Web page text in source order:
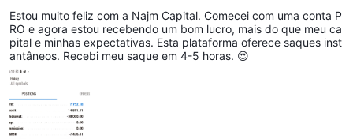
Estou muito feliz com a Najm Capital. Comecei com uma conta P
RO e agora estou recebendo um bom lucro, mais do que meu ca
pital e minhas expectativas. Esta plataforma oferece saques inst
antâneos. Recebi meu saque em 4-5 horas. 😍